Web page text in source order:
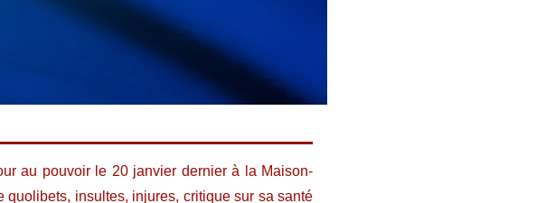
au pouvoir le 20 janvier dernier à la Maison-
insultes, injures, critique sur sa santé